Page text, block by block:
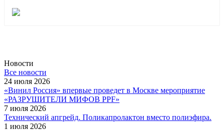
Новости
Все новости
24 июля 2026
«Винил Россия» впервые проведет в Москве мероприятие
«РАЗРУШИТЕЛИ МИФОВ PPF»
7 июля 2026
Технический апгрейд. Поликапролактон вместо полиэфира.
1 июля 2026